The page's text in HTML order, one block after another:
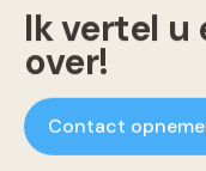
Ik vertel u
over!
Contact